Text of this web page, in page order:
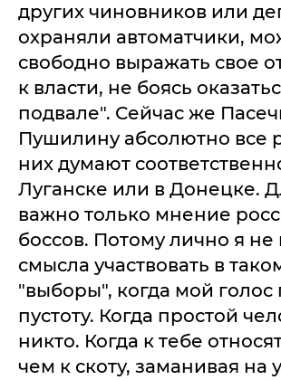
других чиновников или
охраняли автоматчики,
свободно выражать свое
к власти, не боясь
подвале". Сейчас же
Пушилину абсолютно все
них думают
Луганске или в Донецке.
важно только мнение
боссов. Потому лично я не
смысла участвовать в
"выборы", когда мой голос
пустоту. Когда простой
никто. Когда к тебе
чем к скоту, заманивая на